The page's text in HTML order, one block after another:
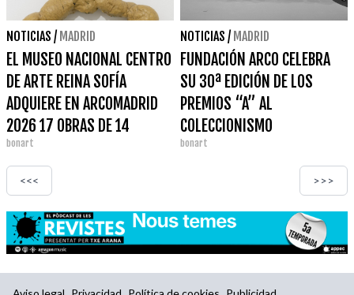
NOTICIAS / MADRID
EL MUSEO NACIONAL CENTRO
DE ARTE REINA SOFÍA
ADQUIERE EN ARCOMADRID
2026 17 OBRAS DE 14
ARTISTAS
bonart
NOTICIAS / MADRID
FUNDACIÓN ARCO CELEBRA
SU 30ª EDICIÓN DE LOS
PREMIOS “A” AL
COLECCIONISMO
bonart
<<< >>>